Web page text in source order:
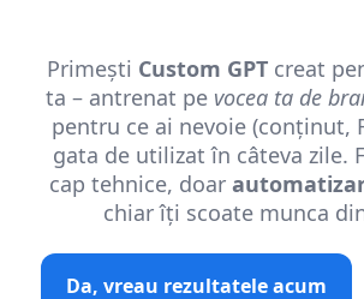
Primești Custom GPTcreat
ta – antrenat pe vocea ta de
pentru ce ai nevoie (conținut,
gata de utilizat în câteva zile.
cap tehnice, doar
chiar îți scoate munca
Da, vreau rezultatele acum